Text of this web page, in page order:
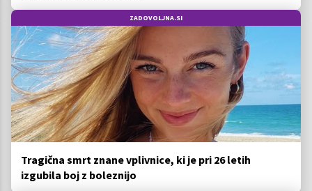
ZADOVOLJNA.SI
Tragična smrt znane vplivnice, ki je pri 26 letih
izgubila boj z boleznijo